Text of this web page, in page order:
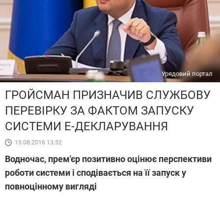
Урядовий портал
ГРОЙСМАН ПРИЗНАЧИВ СЛУЖБОВУ
ПЕРЕВІРКУ ЗА ФАКТОМ ЗАПУСКУ
СИСТЕМИ Е-ДЕКЛАРУВАННЯ
15.08.2016 13:52
Водночас, прем'єр позитивно оцінює перспективи
роботи системи і сподівається на її запуск у
повноцінному вигляді